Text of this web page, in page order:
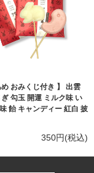
め おみくじ付き 】 出雲
勾玉 開運 ミルク味 い
飴 キャンディー 紅白 披
350円(税込)